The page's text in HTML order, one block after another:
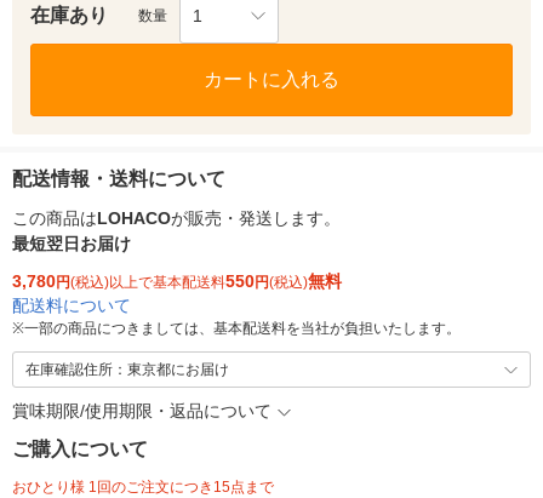
在庫あり 数量 1
カートに入れる
配送情報・送料について
この商品はLOHACOが販売・発送します。
最短翌日お届け
3,780円(税込)以上で基本配送料550円(税込)無料
配送料について
※一部の商品につきましては、基本配送料を当社が負担いたします。
在庫確認住所：東京都にお届け
賞味期限/使用期限・返品について
ご購入について
おひとり様 1回のご注文につき15点まで